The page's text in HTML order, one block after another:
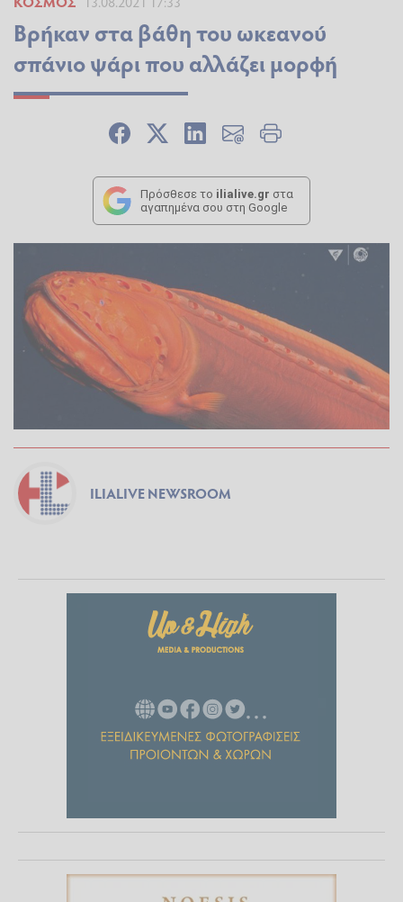
Βρήκαν στα βάθη του ωκεανού
σπάνιο ψάρι που αλλάζει μορφή
Πρόσθεσε το ilialive.gr στα
αγαπημένα σου στη Google
ILIALIVE NEWSROOM